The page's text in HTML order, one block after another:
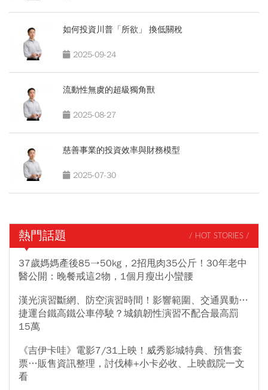
如何投資川普「所欲」 換低關稅
2025-09-24
流動性無虞的超級獨角獸
2025-08-27
慈善事業的投資效率與財務模型
2025-07-30
熱門話題 / HOT STORIES /
37歲媽媽產後85→50kg，2招甩肉35公斤！30年老中
醫公開：晚餐戒這2物，1個月瘦出小蠻腰
漢光演習斷網、防空演習時間！影響範圍、交通異動…
捷運台鐵高鐵公車停駛？城鎮韌性演習不配合最高罰
15萬
《吉伊卡哇》電影7/31上映！威秀影城特典、預售套
票…販售資訊整理，討伐棒+小卡必收、上映戲院一文
看